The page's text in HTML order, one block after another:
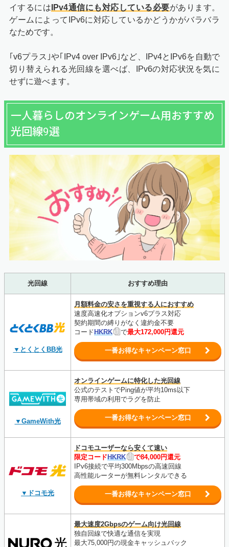
イするには IPv4通信にも対応している必要があります。
ゲームによってIPv6に対応しているかどうかがバラバラ
なためです。
｢v6プラス｣や｢IPv4 over IPv6｣など、IPv4とIPv6を自動で
切り替えられる光回線を選べば、IPv6の対応状況を気に
せずに遊べます。
一人暮らしのオンラインゲーム用おすすめ
光回線9選
光回線 おすすめ理由
▼とくとくBB光
月額料金の安さを重視する人におすすめ
速度高速化オプションv6プラス対応
契約期間の縛りがなく違約金不要
コードHKRK で最大172,000円還元
一番お得なキャンペーン窓口
▼GameWith光
オンラインゲームに特化した光回線
公式のテストでPing値が平均10ms以下
専用帯域の利用でラグを防止
一番お得なキャンペーン窓口
▼ドコモ光
ドコモユーザーなら安くて速い
限定コードHKRK
で84,000円還元
IPv6接続で平均300Mbpsの高速回線
高性能ルーターが無料レンタルできる
一番お得なキャンペーン窓口
最大速度2Gbpsのゲーム向け光回線
独自回線で快適な通信を実現
最大75,000円の現金キャッシュバック